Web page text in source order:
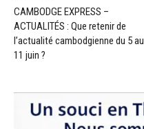
CAMBODGE EXPRESS –
ACTUALITÉS : Que retenir de
l’actualité cambodgienne du 5 au
11 juin ?